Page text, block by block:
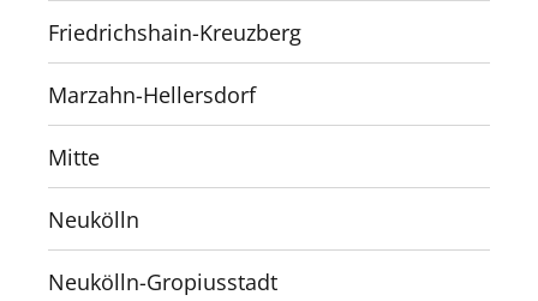
Friedrichshain-Kreuzberg
Marzahn-Hellersdorf
Mitte
Neukölln
Neukölln-Gropiusstadt